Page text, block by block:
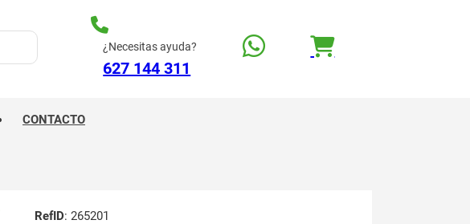
¿Necesitas ayuda?
627 144 311
CONTACTO
RefID: 265201